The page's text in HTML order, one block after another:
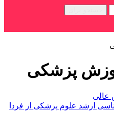
پزشکی
عالی